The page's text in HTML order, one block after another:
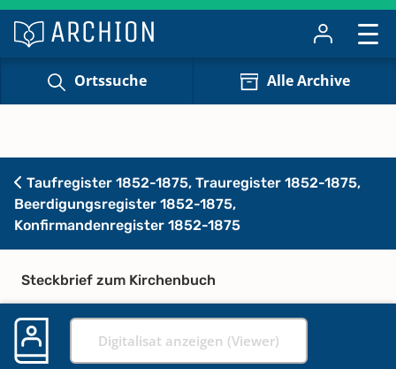
Ortssuche Alle Archive
Taufregister 1852-1875, Trauregister 1852-1875,
Beerdigungsregister 1852-1875,
Konfirmandenregister 1852-1875
Steckbrief zum Kirchenbuch
Digitalisat anzeigen (Viewer)